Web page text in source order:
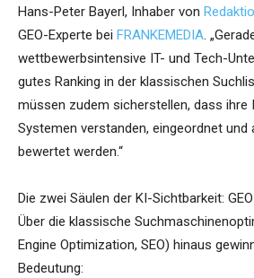
Hans-Peter Bayerl, Inhaber von
GEO-Experte bei FRANKEMEDIA.
wettbewerbsintensive IT- und Tech-
gutes Ranking in der klassischen
müssen zudem sicherstellen, dass ihre
Systemen verstanden, eingeordnet und
bewertet werden.“
Die zwei Säulen der KI-Sichtbarkeit:
Über die klassische
Engine Optimization, SEO) hinaus
Bedeutung: